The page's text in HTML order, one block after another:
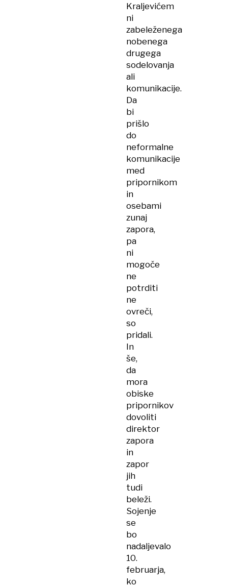
Kraljevićem
ni
zabeleženega
nobenega
drugega
sodelovanja
ali
komunikacije.
Da
bi
prišlo
do
neformalne
komunikacije
med
pripornikom
in
osebami
zunaj
zapora,
pa
ni
mogoče
ne
potrditi
ne
ovreči,
so
pridali.
In
še,
da
mora
obiske
pripornikov
dovoliti
direktor
zapora
in
zapor
jih
tudi
beleži.
Sojenje
se
bo
nadaljevalo
10.
februarja,
ko